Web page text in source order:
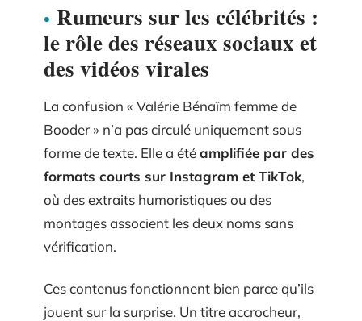
Rumeurs sur les célébrités :
le rôle des réseaux sociaux et
des vidéos virales
La confusion « Valérie Bénaïm femme de
Booder » n’a pas circulé uniquement sous
forme de texte. Elle a étéamplifiée par des
formats courts sur Instagram et TikTok,
où des extraits humoristiques ou des
montages associent les deux noms sans
vérification.
Ces contenus fonctionnent bien parce qu’ils
jouent sur la surprise. Un titre accrocheur,